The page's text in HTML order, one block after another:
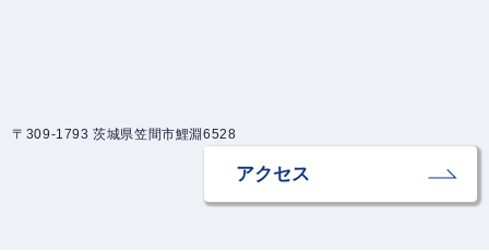
〒309-1793 茨城県笠間市鯉淵6528
アクセス